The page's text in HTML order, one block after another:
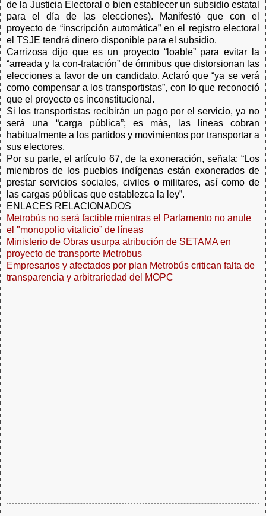
de la Justicia Electoral o bien establecer un subsidio estatal
para el día de las elecciones). Manifestó que con el
proyecto de “inscripción automática” en el registro electoral
el TSJE tendrá dinero disponible para el subsidio.
Carrizosa dijo que es un proyecto “loable” para evitar la
“arreada y la con-tratación” de ómnibus que distorsionan las
elecciones a favor de un candidato. Aclaró que “ya se verá
como compensar a los transportistas”, con lo que reconoció
que el proyecto es inconstitucional.
Si los transportistas recibirán un pago por el servicio, ya no
será una “carga pública”; es más, las líneas cobran
habitualmente a los partidos y movimientos por transportar a
sus electores.
Por su parte, el artículo 67, de la exoneración, señala: “Los
miembros de los pueblos indígenas están exonerados de
prestar servicios sociales, civiles o militares, así como de
las cargas públicas que establezca la ley”.
ENLACES RELACIONADOS
Metrobús no será factible mientras el Parlamento no anule
el "monopolio vitalicio” de líneas
Ministerio de Obras usurpa atribución de SETAMA en
proyecto de transporte Metrobus
Empresarios y afectados por plan Metrobús critican falta de
transparencia y arbitrariedad del MOPC